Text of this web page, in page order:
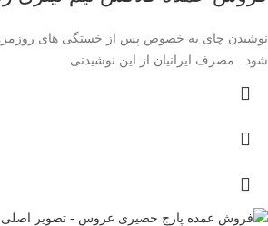
نوشیدن چای به خصوص پس از خستگی های
شود . مصرف ایرانیان از این نوشیدنی